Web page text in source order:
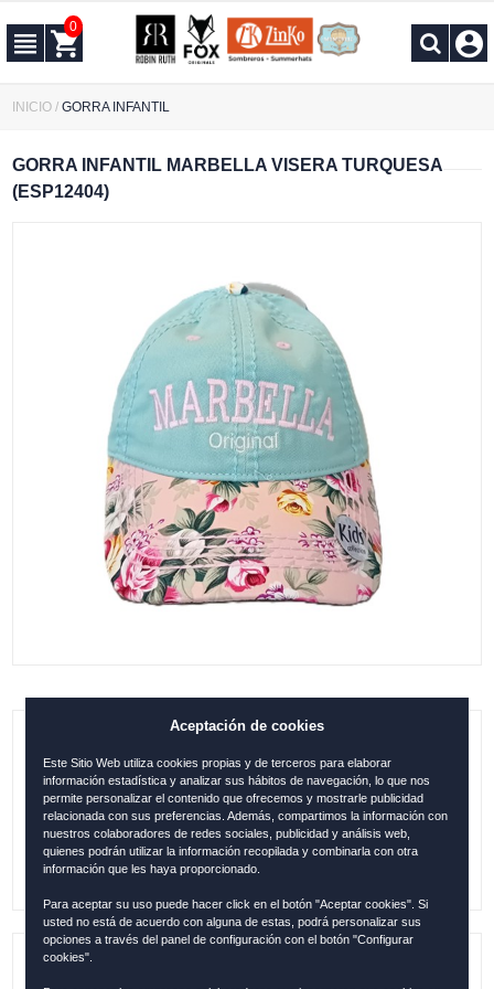
0
INICIO /GORRA INFANTIL
GORRA INFANTIL MARBELLA VISERA TURQUESA
(ESP12404)
GORRA INFANTIL MARBELLA VISERA
TURQUESA (ESP12404)
0.00€
Aceptación de cookies
Este Sitio Web utiliza cookies propias y de terceros para elaborar
información estadística y analizar sus hábitos de navegación, lo que nos
permite personalizar el contenido que ofrecemos y mostrarle publicidad
relacionada con sus preferencias. Además, compartimos la información con
nuestros colaboradores de redes sociales, publicidad y análisis web,
quienes podrán utilizar la información recopilada y combinarla con otra
información que les haya proporcionado.
Para aceptar su uso puede hacer click en el botón "Aceptar cookies". Si
usted no está de acuerdo con alguna de estas, podrá personalizar sus
opciones a través del panel de configuración con el botón "Configurar
cookies".